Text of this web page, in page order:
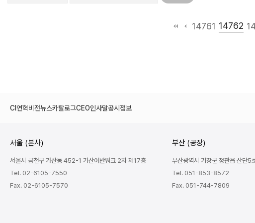
14761 14762
다음맨끝
CI 연혁비전뉴스카탈로그CEO인사말공시정보
서울 (본사)
서울시 금천구 가산동 452-1 가산어반워크 2차 제17층
Tel. 02-6105-7550
Fax. 02-6105-7570
부산 (공장)
부산광역시 기장군 정관읍 산
Tel. 051-853-8572
Fax. 051-744-7809